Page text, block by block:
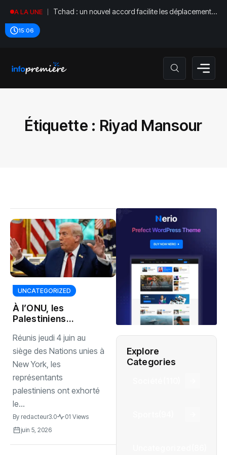
A LA UNE
Tchad : un nouvel accord facilite les déplacements
15:06
Étiquette : Riyad Mansour
UNCATEGORIZED
À l’ONU, les
Palestiniens
Donald Trump
pour stopper
l’annexion
israélienne
Réunis jeudi 4 juin au
siège des Nations unies à
New York, les
représentants
palestiniens ont exhorté
le...
By redacteur3.0
01 Views
juin 5, 2026
Explore
Categories